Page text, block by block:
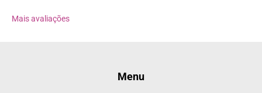
Mais avaliações
Menu